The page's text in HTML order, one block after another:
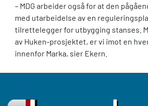
– MDG arbeider også for at den
med utarbeidelse av en
tilrettelegger for utbygging stanses.
av Huken-prosjektet, er vi imot en
innenfor Marka, sier Ekern.